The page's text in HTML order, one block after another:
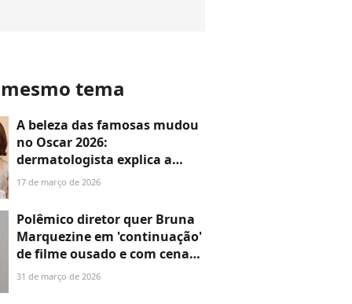
tema
A beleza das famosas mudou
no Oscar 2026:
dermatologista explica a
transformação silenciosa
Bruna Marquezine, Demi
Moore e Nicole Kidman
17 de março de 2026
Polêmico diretor quer Bruna
Marquezine em 'continuação'
de filme ousado e com cenas
de traição, vingança,
31 de março de 2026